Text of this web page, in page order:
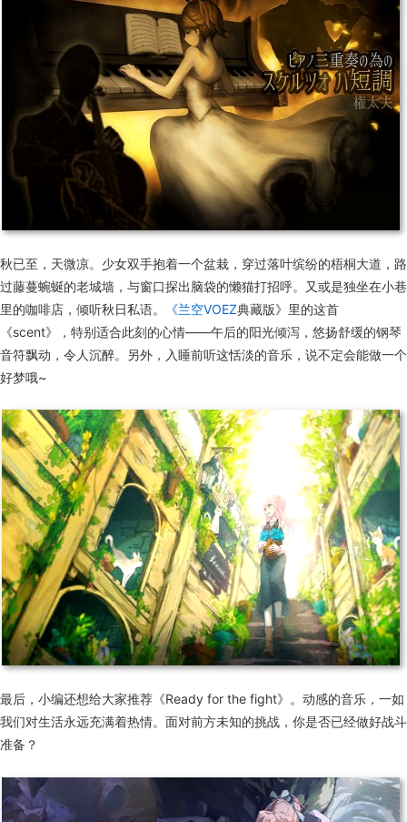
秋已至，天微凉。少女双手抱着一个盆栽，穿过落叶缤纷的梧桐大道，路
过藤蔓蜿蜒的老城墙，与窗口探出脑袋的懒猫打招呼。又或是独坐在小巷
里的咖啡店，倾听秋日私语。
《兰空VOEZ典藏版》里的这首
《scent》，特别适合此刻的心情——午后的阳光倾泻，悠扬舒缓的钢琴
音符飘动，令人沉醉。另外，入睡前听这恬淡的音乐，说不定会能做一个
好梦哦~
最后，小编还想给大家推荐《Ready for the fight》。动感的音乐，一如
我们对生活永远充满着热情。面对前方未知的挑战，你是否已经做好战斗
准备？